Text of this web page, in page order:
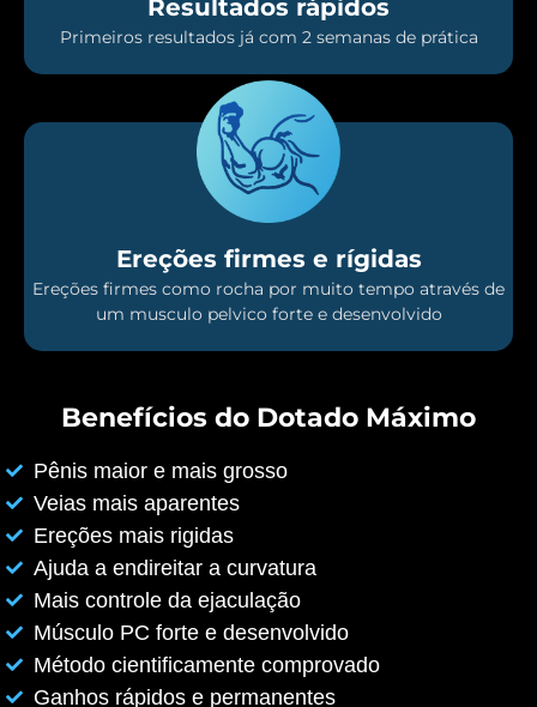
Resultados rápidos
Primeiros resultados já com 2 semanas de prática
Ereções firmes e rígidas
Ereções firmes como rocha por muito tempo através de
um musculo pelvico forte e desenvolvido
Benefícios do Dotado Máximo
Pênis maior e mais grosso
Veias mais aparentes
Ereções mais rigidas
Ajuda a endireitar a curvatura
Mais controle da ejaculação
Músculo PC forte e desenvolvido
Método cientificamente comprovado
Ganhos rápidos e permanentes